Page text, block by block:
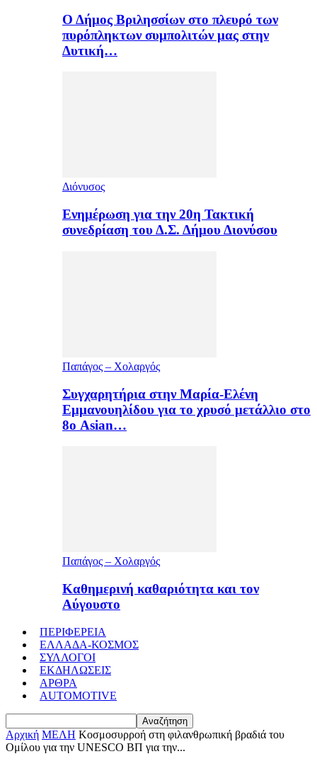
Ο Δήμος Βριλησσίων στο πλευρό των
πυρόπληκτων συμπολιτών μας στην
Δυτική…
Διόνυσος
Ενημέρωση για την 20η Τακτική
συνεδρίαση του Δ.Σ. Δήμου Διονύσου
Παπάγος – Χολαργός
Συγχαρητήρια στην Μαρία-Ελένη
Εμμανουηλίδου για το χρυσό μετάλλιο στο
8ο Asian…
Παπάγος – Χολαργός
Καθημερινή καθαριότητα και τον
Αύγουστο
ΠΕΡΙΦΕΡΕΙΑ
ΕΛΛΑΔΑ-ΚΟΣΜΟΣ
ΣΥΛΛΟΓΟΙ
ΕΚΔΗΛΩΣΕΙΣ
ΑΡΘΡΑ
AUTOMOTIVE
Αρχική ΜΕΛΗ Κοσμοσυρροή στη φιλανθρωπική βραδιά του
Ομίλου για την UNESCO ΒΠ για την...